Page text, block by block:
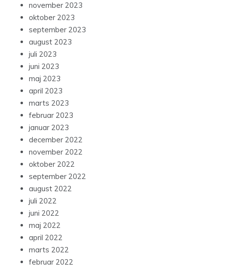
november 2023
oktober 2023
september 2023
august 2023
juli 2023
juni 2023
maj 2023
april 2023
marts 2023
februar 2023
januar 2023
december 2022
november 2022
oktober 2022
september 2022
august 2022
juli 2022
juni 2022
maj 2022
april 2022
marts 2022
februar 2022